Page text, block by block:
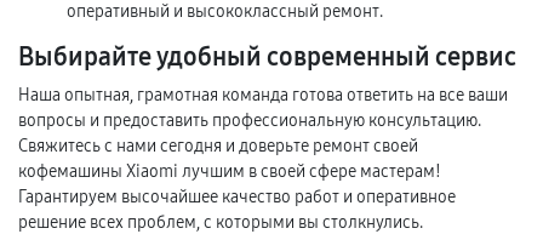
оперативный и высококлассный ремонт.
Выбирайте удобный современный сервис
Наша опытная, грамотная команда готова ответить на все ваши
вопросы и предоставить профессиональную консультацию.
Свяжитесь с нами сегодня и доверьте ремонт своей
кофемашины Xiaomi лучшим в своей сфере мастерам!
Гарантируем высочайшее качество работ и оперативное
решение всех проблем, с которыми вы столкнулись.